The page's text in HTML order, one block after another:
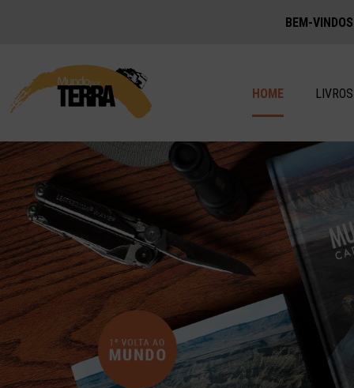
BEM-VINDOS
HOME LIVROS